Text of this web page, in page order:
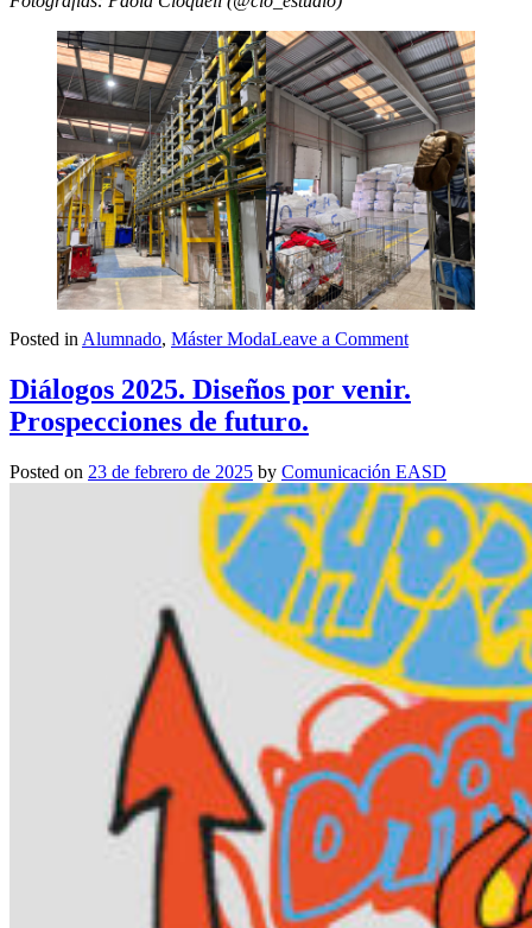
Posted in Alumnado, Máster ModaLeave a Commenton
Koopera
Diálogos 2025. Diseños por venir.
Prospecciones de futuro.
Posted on 23 de febrero de 2025 by Comunicación EASD